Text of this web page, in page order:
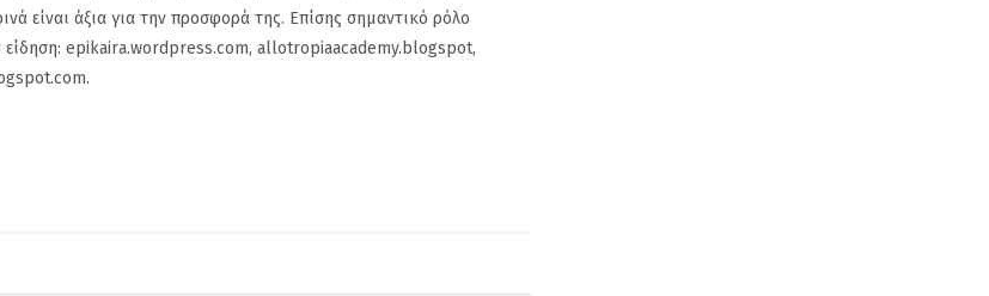
είναι άξια για την προσφορά της. Επίσης σημαντικό ρόλο
είδηση: epikaira.wordpress.com, allotropiaacademy.blogspot,